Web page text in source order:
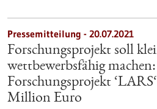
Pressemitteilung - 20.07.2021
Forschungsprojekt soll
wettbewerbsfähig
Forschungsprojekt
Million Euro